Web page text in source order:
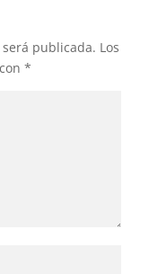
publicada. Los
*